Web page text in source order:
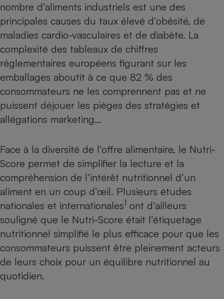
nombre d’aliments industriels est une des
principales causes du taux élevé d’obésité, de
maladies cardio-vasculaires et de diabète. La
complexité des tableaux de chiffres
réglementaires européens figurant sur les
emballages aboutit à ce que 82 % des
consommateurs ne les comprennent pas et ne
puissent déjouer les pièges des stratégies et
allégations marketing…
Face à la diversité de l’offre alimentaire, le Nutri-
Score permet de simplifier la lecture et la
compréhension de l’intérêt nutritionnel d’un
aliment en un coup d’œil. Plusieurs études
nationales et internationales1 ont d’ailleurs
souligné que le Nutri-Score était l’étiquetage
nutritionnel simplifié le plus efficace pour que les
consommateurs puissent être pleinement acteurs
de leurs choix pour un équilibre nutritionnel au
quotidien.
Plaque de cuisson à
induction
Ventilateur
Cafetière à expressos
Téléphone mobile -
Smartphone
Climatiseur -
Ventilateur